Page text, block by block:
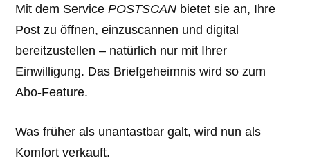
Mit dem ServicePOSTSCAN bietet sie an, Ihre
Post zu öffnen, einzuscannen und digital
bereitzustellen – natürlich nur mit Ihrer
Einwilligung. Das Briefgeheimnis wird so zum
Abo-Feature.
Was früher als unantastbar galt, wird nun als
Komfort verkauft.